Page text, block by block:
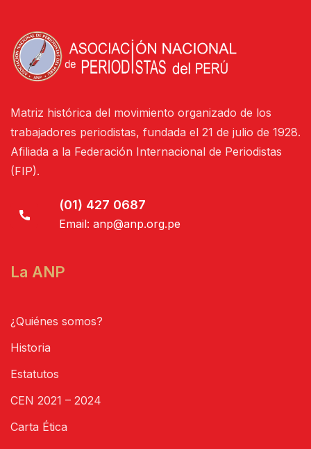
Matriz histórica del movimiento organizado de los
trabajadores periodistas, fundada el 21 de julio de 1928.
Afiliada a la Federación Internacional de Periodistas
(FIP).
(01) 427 0687
Email: anp@anp.org.pe
La ANP
¿Quiénes somos?
Historia
Estatutos
CEN 2021 – 2024
Carta Ética